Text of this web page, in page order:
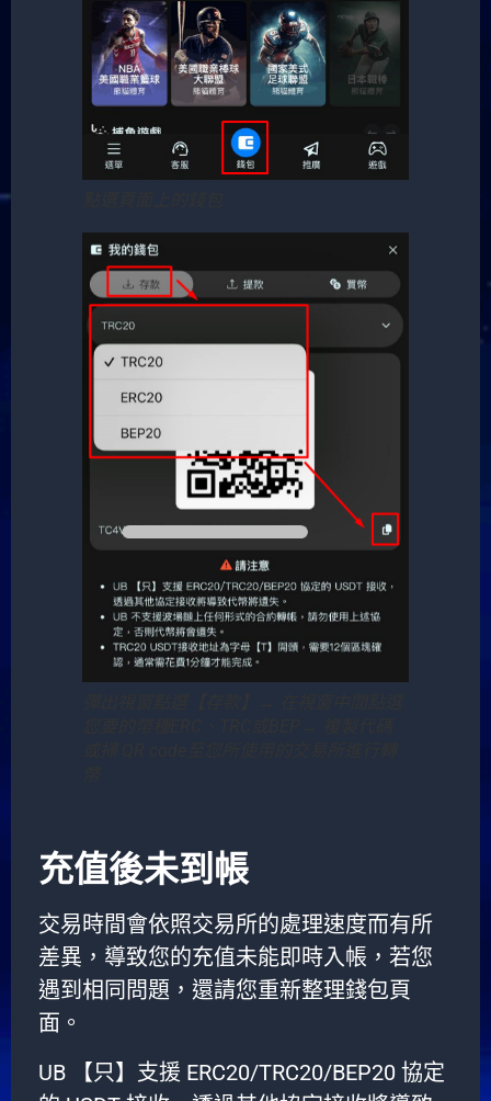
充值後未到帳
交易時間會依照交易所的處理速度而有所
差異，導致您的充值未能即時入帳，若您
遇到相同問題，還請您重新整理錢包頁
面。
UB 【只】支援 ERC20/TRC20/BEP20 協定